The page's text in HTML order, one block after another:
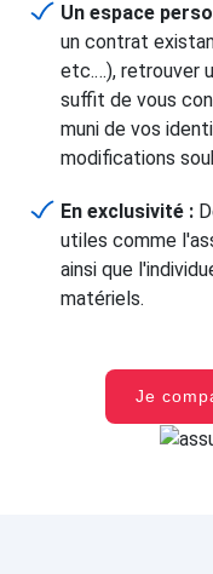
Un espace
un contrat
etc.…), retrouver
suffit de vous
muni de vos
modifications
En exclusivité :
utiles comme
ainsi que
matériels.
Je